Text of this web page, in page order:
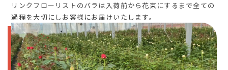
リンクフローリストのバラは入荷前から花束にするまで全ての
過程を大切にしお客様にお届けいたします。